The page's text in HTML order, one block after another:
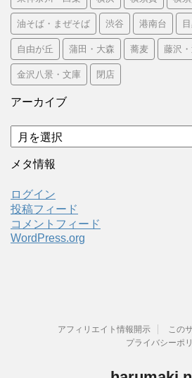
油そば・まぜそば 渋谷 港南台
自由が丘 蒲田・大森 蕎麦 藤沢
金沢八景・文庫 閉店
アーカイブ
ア
ー
カ
ブ
メタ情報
ログイン
投稿フィード
コメントフィード
WordPress.org
アフィリエイト情報開示 この
プライバシーポ